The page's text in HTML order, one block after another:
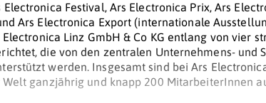
Festival, Ars Electronica Prix, Ars
Ars Electronica Export (internationale
Linz GmbH & Co KG entlang von vier
die von den zentralen Unternehmens- und
werden. Insgesamt sind bei Ars
ganzjährig und knapp 200 MitarbeiterInnen